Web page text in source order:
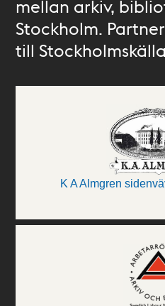
mellan arkiv,
Stockholm.
till
K A Almgren